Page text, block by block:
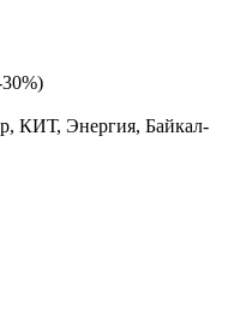
КИТ, Энергия, Байкал-